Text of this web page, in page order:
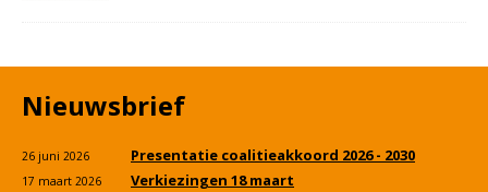
Nieuwsbrief
26 juni 2026 Presentatie coalitieakkoord 2026 - 2030
17 maart 2026 Verkiezingen 18 maart